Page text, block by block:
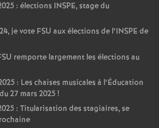
: élections INSPE, stage du
je vote FSU aux élections de l’INSPE de
remporte largement les élections au
: Les chaises musicales à l’Éducation
27 mars 2025!
: Titularisation des stagiaires, se